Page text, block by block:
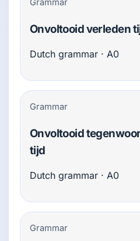
Grammar
Onvoltooid verleden
Dutch grammar · A0
Grammar
Onvoltooid
tijd
Dutch grammar · A0
Grammar